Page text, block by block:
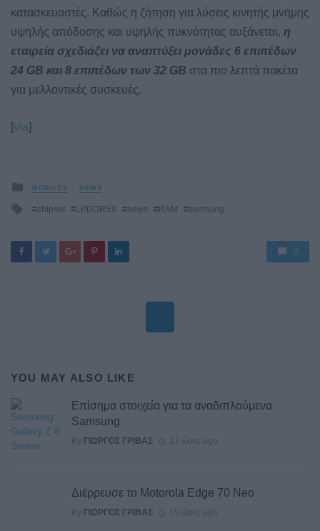
κατασκευαστές. Καθώς η ζήτηση για λύσεις κινητής μνήμης
υψηλής απόδοσης και υψηλής πυκνότητας αυξάνεται, η
εταιρεία σχεδιάζει να αναπτύξει μονάδες 6 επιπέδων
24 GB και 8 επιπέδων των 32 GB στα πιο λεπτά πακέτα
για μελλοντικές συσκευές.
[via]
Posted
in
MOBILES NEWS
Tagged
chipset LPDDR5X news RAM samsung
0
YOU MAY ALSO LIKE
Επίσημα στοιχεία για τα αναδιπλούμενα
Samsung
By ΓΙΏΡΓΟΣ ΓΡΊΒΑΣ 17 ώρες ago
Διέρρευσε το Motorola Edge 70 Neo
By ΓΙΏΡΓΟΣ ΓΡΊΒΑΣ 19 ώρες ago